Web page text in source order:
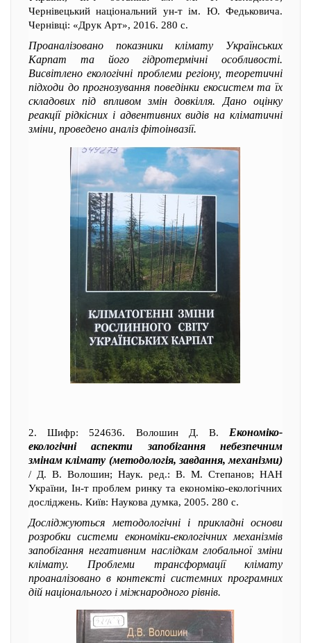
Чернівецький національний ун-т ім. Ю. Федьковича.
Чернівці: «Друк Арт», 2016. 280 с.
Проаналізовано показники клімату Українських
Карпат та його гідротермічні особливості.
Висвітлено екологічні проблеми регіону, теоретичні
підходи до прогнозування поведінки екосистем та їх
складових під впливом змін довкілля. Дано оцінку
реакції рідкісних і адвентивних видів на кліматичні
зміни, проведено аналіз фітоінвазії.
2. Шифр: 524636. Волошин Д. В. Економіко-
екологічні аспекти запобігання небезпечним
змінам клімату (методологія, завдання, механізми)
/ Д. В. Волошин; Наук. ред.: В. М. Степанов; НАН
України, Ін-т проблем ринку та економіко-екологічних
досліджень. Київ: Наукова думка, 2005. 280 с.
Досліджуються методологічні і прикладні основи
розробки системи економіки-екологічних механізмів
запобігання негативним наслідкам глобальної зміни
клімату. Проблеми трансформації клімату
проаналізовано в контексті системних програмних
дій національного і міжнародного рівнів.